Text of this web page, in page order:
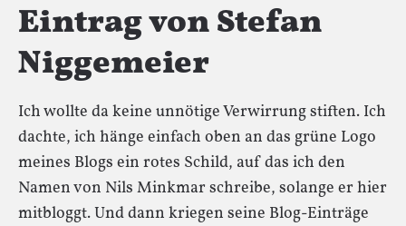
Eintrag von Stefan
Niggemeier
Ich wollte da keine unnötige Verwirrung stiften. Ich
dachte, ich hänge einfach oben an das grüne Logo
meines Blogs ein rotes Schild, auf das ich den
Namen von Nils Minkmar schreibe, solange er hier
mitbloggt. Und dann kriegen seine Blog-Einträge